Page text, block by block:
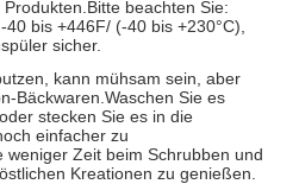
beachten Sie:
bis +446F/ (-40 bis +230°C),
sicher.
kann mühsam sein, aber
Bäckwaren.Waschen Sie es
stecken Sie es in die
einfacher zu
weniger Zeit beim Schrubben und
Kreationen zu genießen.